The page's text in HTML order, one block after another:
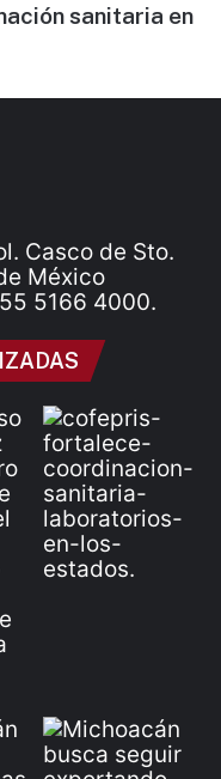
sanitaria en
Casco de Sto.
México
5166 4000.